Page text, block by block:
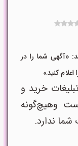
«آگهی شما را در
خرید و
وهیچ‌گونه
ندارد.